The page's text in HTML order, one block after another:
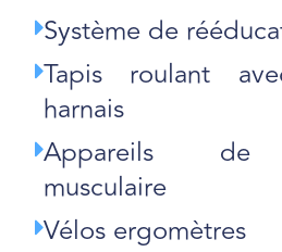
Système de
Tapis roulant
harnais
Appareils de
musculaire
Vélos ergomètres